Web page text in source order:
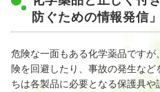
防ぐための情報発信」
危険な一面もある化学薬品です
険を回避したり、事故の発生な
ちは各製品に必要となる保護具